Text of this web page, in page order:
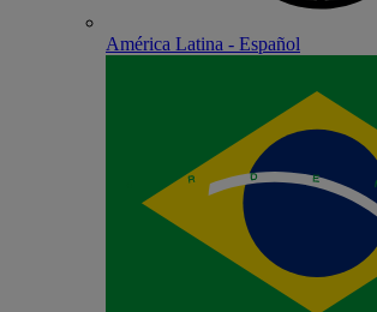
América Latina - Español